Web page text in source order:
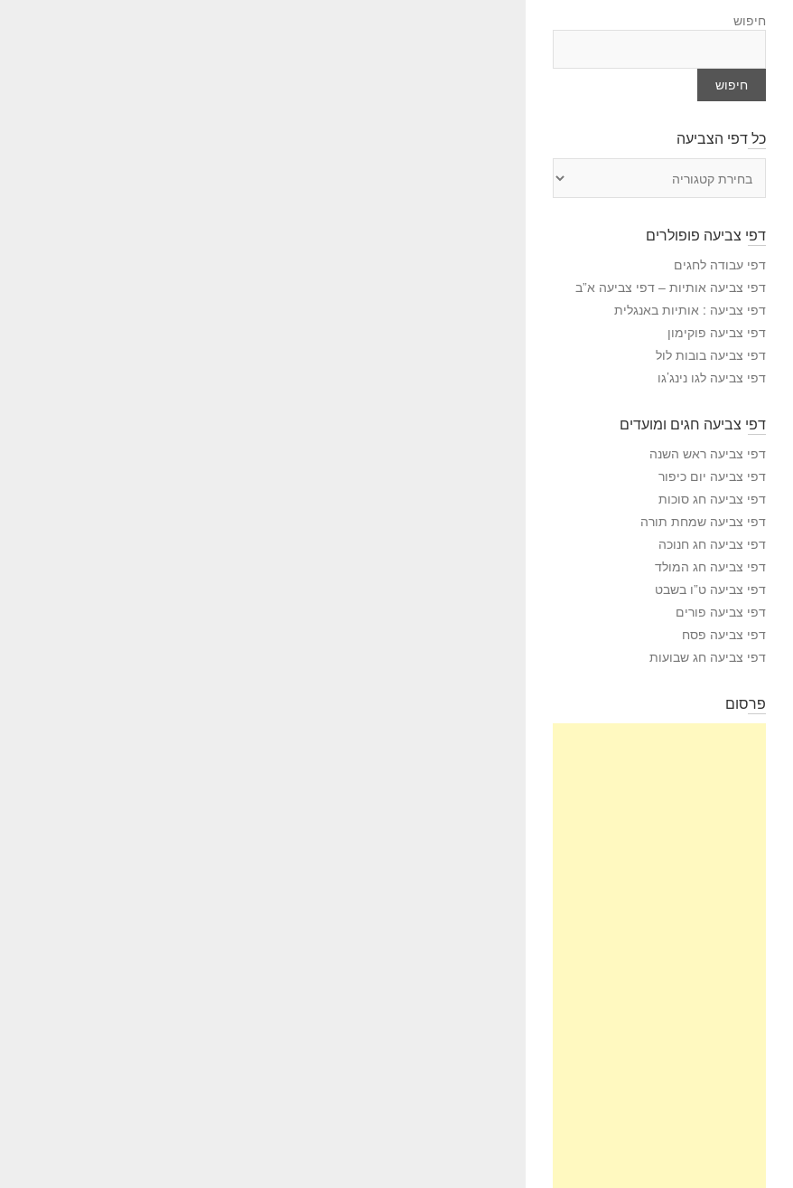
חיפוש
חיפוש
כל דפי הצביעה
י
ה
צ
י
ע
ה
דפי צביעה פופולרים
דפי עבודה לחגים
דפי צביעה אותיות – דפי צביעה א”ב
דפי צביעה : אותיות באנגלית
דפי צביעה פוקימון
דפי צביעה בובות לול
דפי צביעה לגו נינג’גו
דפי צביעה חגים ומועדים
דפי צביעה ראש השנה
דפי צביעה יום כיפור
דפי צביעה חג סוכות
דפי צביעה שמחת תורה
דפי צביעה חג חנוכה
דפי צביעה חג המולד
דפי צביעה ט”ו בשבט
דפי צביעה פורים
דפי צביעה פסח
דפי צביעה חג שבועות
פרסום